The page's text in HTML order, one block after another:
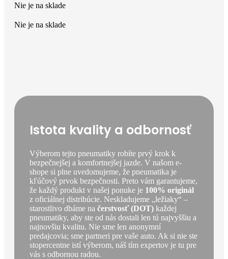
Nie je na sklade
Nie je na sklade
Istota kvality a odbornosť
Výberom tejto pneumatiky robíte prvý krok k
bezpečnejšej a komfortnejšej jazde. V našom e-
shope si plne uvedomujeme, že pneumatika je
kľúčový prvok bezpečnosti. Preto vám garantujeme,
že každý produkt v našej ponuke je 100% originál
z oficiálnej distribúcie. Neskladujeme „ležiaky“ –
starostlivo dbáme na čerstvosť (DOT) každej
pneumatiky, aby ste od nás dostali len tú najvyššiu a
najnovšiu kvalitu. Nie sme len anonymní
predajcovia; sme partneri pre vaše auto. Ak si nie ste
stopercentne istí výberom, náš tím expertov je tu pre
vás s odbornou radou.